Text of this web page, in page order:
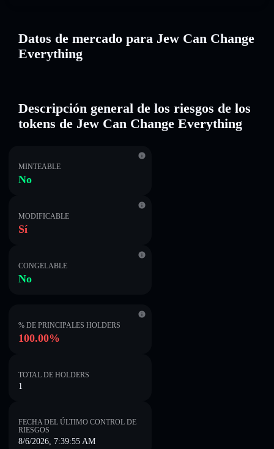
Datos de mercado para Jew Can Change
Everything
Descripción general de los riesgos de los
tokens de Jew Can Change Everything
MINTEABLE
No
MODIFICABLE
Sí
CONGELABLE
No
% DE PRINCIPALES HOLDERS
100.00%
TOTAL DE HOLDERS
1
FECHA DEL ÚLTIMO CONTROL DE
RIESGOS
8/6/2026, 7:39:55 AM